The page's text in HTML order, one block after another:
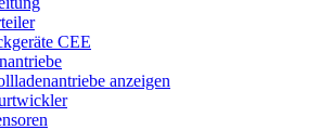
CEE
anzeigen